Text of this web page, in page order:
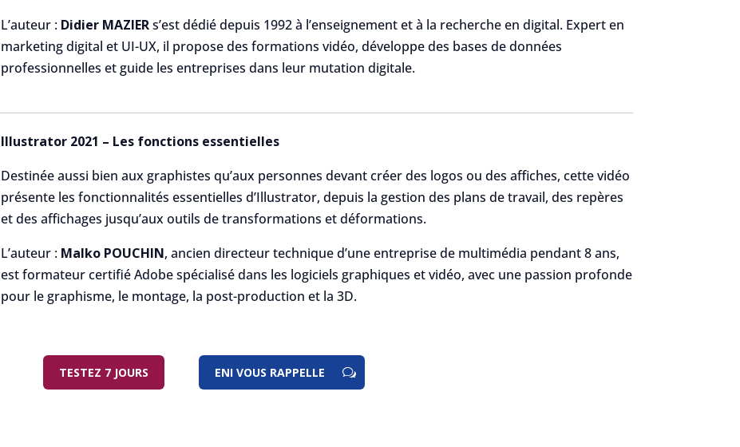
L’auteur : Didier MAZIERs’est dédié depuis 1992 à l’enseignement et à la recherche en digital. Expert en
marketing digital et UI-UX, il propose des formations vidéo, développe des bases de données
professionnelles et guide les entreprises dans leur mutation digitale.
Illustrator 2021 – Les fonctions essentielles
Destinée aussi bien aux graphistes qu’aux personnes devant créer des logos ou des affiches, cette vidéo
présente les fonctionnalités essentielles d’Illustrator, depuis la gestion des plans de travail, des repères
et des affichages jusqu’aux outils de transformations et déformations.
L’auteur : Malko POUCHIN, ancien directeur technique d’une entreprise de multimédia pendant 8 ans,
est formateur certifié Adobe spécialisé dans les logiciels graphiques et vidéo, avec une passion profonde
pour le graphisme, le montage, la post-production et la 3D.
TESTEZ 7 JOURS ENI VOUS RAPPELLE